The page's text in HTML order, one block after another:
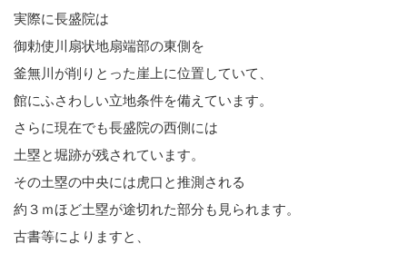
実際に長盛院は
御勅使川扇状地扇端部の東側を
釜無川が削りとった崖上に位置していて、
館にふさわしい立地条件を備えています。
さらに現在でも長盛院の西側には
土塁と堀跡が残されています。
その土塁の中央には虎口と推測される
約３ｍほど土塁が途切れた部分も見られます。
古書等によりますと、